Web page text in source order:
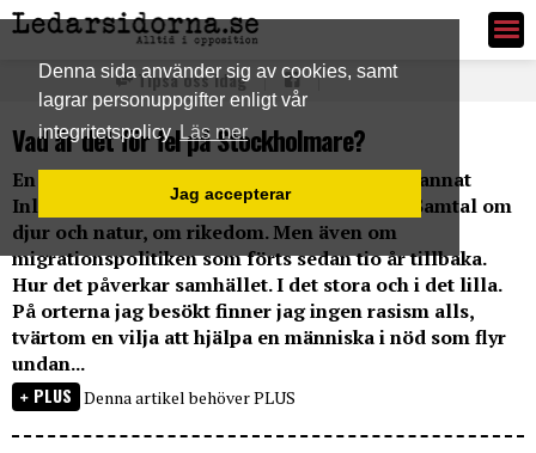
Denna sida använder sig av cookies, samt
lagrar personuppgifter enligt vår
integritetspolicy Läs mer
Jag accepterar
Ledarsidorna.se
Tipsa oss idag
Vad är det för fel på Stockholmare?
En resa med bil genom Sverige längs bland annat
Inlandsbanan bjuder på spännande möten. Samtal om
djur och natur, om rikedom. Men även om
migrationspolitiken som förts sedan tio år tillbaka.
Hur det påverkar samhället. I det stora och i det lilla.
På orterna jag besökt finner jag ingen rasism alls,
tvärtom en vilja att hjälpa en människa i nöd som flyr
undan...
PLUS Denna artikel behöver PLUS